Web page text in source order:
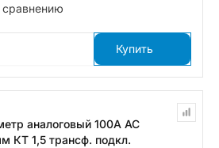
сравнению
Купить
аналоговый 100А AC
КТ 1,5 трансф. подкл.